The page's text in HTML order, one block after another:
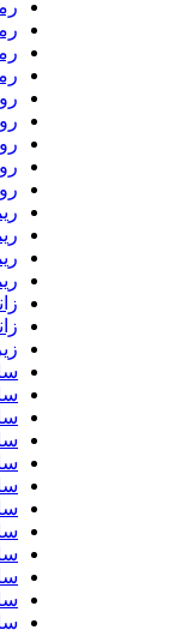
رمیکس
رمیکس
رمیکس
رمیکس
روزبه
روزبه بمانی
روزبه
روزبه
روناک بند
ریمیکس
ریمیکس
ریمیکس
ریمیکس
زانیار
زانیار و
زیر صفر
ساسان
ساسان
سالار زنگنه
سالار
سالار
سام
سامان
سامان
سامان
سامان
سامی
سامیار